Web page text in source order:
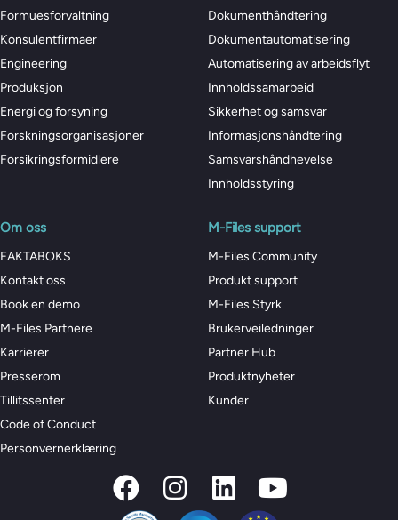
Formuesforvaltning
Konsulentfirmaer
Engineering
Produksjon
Energi og forsyning
Forskningsorganisasjoner
Forsikringsformidlere
Dokumenthåndtering
Dokumentautomatisering
Automatisering av arbeidsflyt
Innholdssamarbeid
Sikkerhet og samsvar
Informasjonshåndtering
Samsvarshåndhevelse
Innholdsstyring
Om oss
FAKTABOKS
Kontakt oss
Book en demo
M-Files Partnere
Karrierer
Presserom
Tillitssenter
Code of Conduct
Personvernerklæring
M-Files support
M-Files Community
Produkt support
M-Files Styrk
Brukerveiledninger
Partner Hub
Produktnyheter
Kunder